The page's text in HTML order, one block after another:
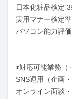
日本化粧品検定 3
実用マナー検定
パソコン能力評
◉対応可能業務（
SNS運用（企画・
オンライン面談